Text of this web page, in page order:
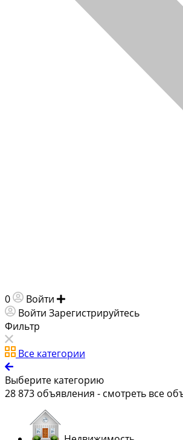
0 Войти
Войти Зарегистрируйтесь
Фильтр
Все категории
Выберите категорию
28 873 объявления - смотреть все